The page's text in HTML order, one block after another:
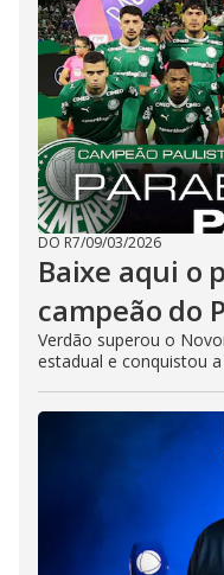
DO R7/09/03/2026
Baixe aqui o
campeão do
Verdão superou o
estadual e conquistou